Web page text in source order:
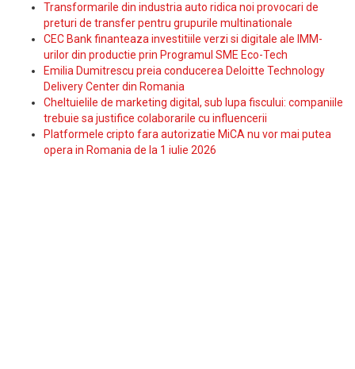
Transformarile din industria auto ridica noi provocari de
preturi de transfer pentru grupurile multinationale
CEC Bank finanteaza investitiile verzi si digitale ale IMM-
urilor din productie prin Programul SME Eco-Tech
Emilia Dumitrescu preia conducerea Deloitte Technology
Delivery Center din Romania
Cheltuielile de marketing digital, sub lupa fiscului: companiile
trebuie sa justifice colaborarile cu influencerii
Platformele cripto fara autorizatie MiCA nu vor mai putea
opera in Romania de la 1 iulie 2026